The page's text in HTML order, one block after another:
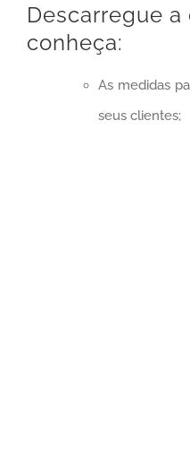
Descarregue
conheça:
As medidas
seus clientes;